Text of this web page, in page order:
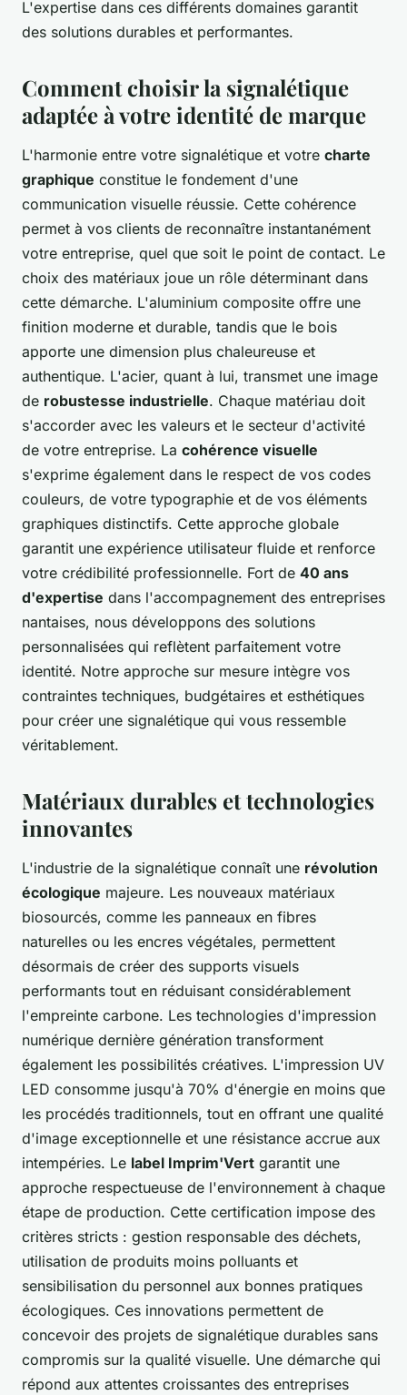
L'expertise dans ces différents domaines garantit
des solutions durables et performantes.
Comment choisir la signalétique
adaptée à votre identité de marque
L'harmonie entre votre signalétique et votre charte
graphique constitue le fondement d'une
communication visuelle réussie. Cette cohérence
permet à vos clients de reconnaître instantanément
votre entreprise, quel que soit le point de contact. Le
choix des matériaux joue un rôle déterminant dans
cette démarche. L'aluminium composite offre une
finition moderne et durable, tandis que le bois
apporte une dimension plus chaleureuse et
authentique. L'acier, quant à lui, transmet une image
de robustesse industrielle. Chaque matériau doit
s'accorder avec les valeurs et le secteur d'activité
de votre entreprise. La cohérence visuelle
s'exprime également dans le respect de vos codes
couleurs, de votre typographie et de vos éléments
graphiques distinctifs. Cette approche globale
garantit une expérience utilisateur fluide et renforce
votre crédibilité professionnelle. Fort de 40 ans
d'expertise dans l'accompagnement des entreprises
nantaises, nous développons des solutions
personnalisées qui reflètent parfaitement votre
identité. Notre approche sur mesure intègre vos
contraintes techniques, budgétaires et esthétiques
pour créer une signalétique qui vous ressemble
véritablement.
Matériaux durables et technologies
innovantes
L'industrie de la signalétique connaît une révolution
écologique majeure. Les nouveaux matériaux
biosourcés, comme les panneaux en fibres
naturelles ou les encres végétales, permettent
désormais de créer des supports visuels
performants tout en réduisant considérablement
l'empreinte carbone. Les technologies d'impression
numérique dernière génération transforment
également les possibilités créatives. L'impression UV
LED consomme jusqu'à 70% d'énergie en moins que
les procédés traditionnels, tout en offrant une qualité
d'image exceptionnelle et une résistance accrue aux
intempéries. Le label Imprim'Vert garantit une
approche respectueuse de l'environnement à chaque
étape de production. Cette certification impose des
critères stricts : gestion responsable des déchets,
utilisation de produits moins polluants et
sensibilisation du personnel aux bonnes pratiques
écologiques. Ces innovations permettent de
concevoir des projets de signalétique durables sans
compromis sur la qualité visuelle. Une démarche qui
répond aux attentes croissantes des entreprises